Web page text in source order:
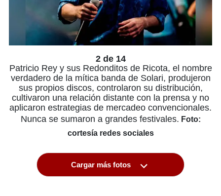
2 de 14
Patricio Rey y sus Redonditos de Ricota, el nombre
verdadero de la mítica banda de Solari, produjeron
sus propios discos, controlaron su distribución,
cultivaron una relación distante con la prensa y no
aplicaron estrategias de mercadeo convencionales.
Nunca se sumaron a grandes festivales. Foto:
cortesía redes sociales
Cargar más fotos